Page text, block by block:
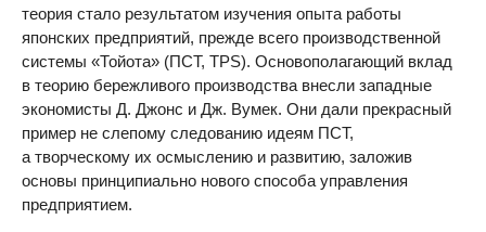
теория стало результатом изучения опыта работы
японских предприятий, прежде всего производственной
системы «Тойота» (ПСТ, TPS). Основополагающий вклад
в теорию бережливого производства внесли западные
экономисты Д. Джонс и Дж. Вумек. Они дали прекрасный
пример не слепому следованию идеям ПСТ,
а творческому их осмыслению и развитию, заложив
основы принципиально нового способа управления
предприятием.